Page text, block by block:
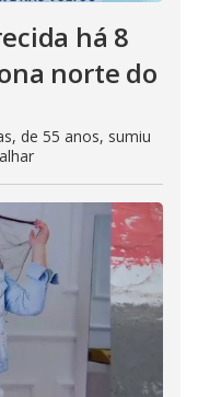
há 8
norte do
de 55 anos, sumiu